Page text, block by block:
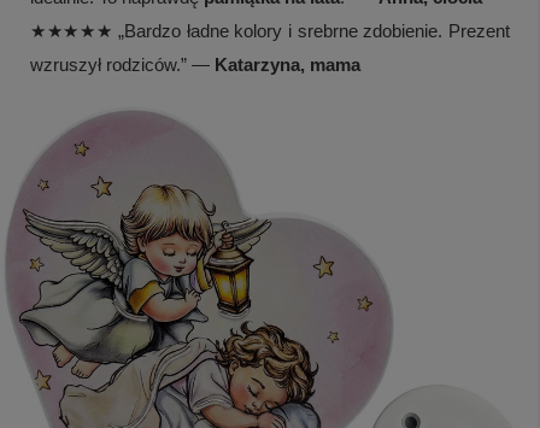
★★★★★ „Bardzo ładne kolory i srebrne zdobienie. Prezent
wzruszył rodziców.” — Katarzyna, mama